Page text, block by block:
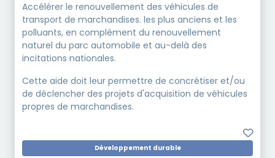
Accélérer le renouvellement des véhicules de
transport de marchandises. les plus anciens et les
polluants, en complément du renouvellement
naturel du parc automobile et au-delà des
incitations nationales.
Cette aide doit leur permettre de concrétiser et/ou
de déclencher des projets d'acquisition de véhicules
propres de marchandises.
Développement durable